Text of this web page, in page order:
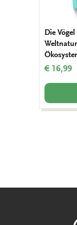
Die
€ 16,99